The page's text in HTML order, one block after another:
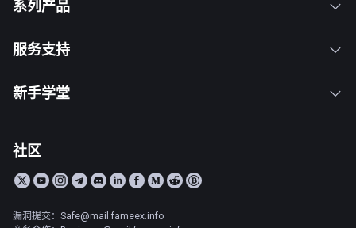
系列产品
服务支持
新手学堂
社区
漏洞提交：Safe@mail.fameex.info